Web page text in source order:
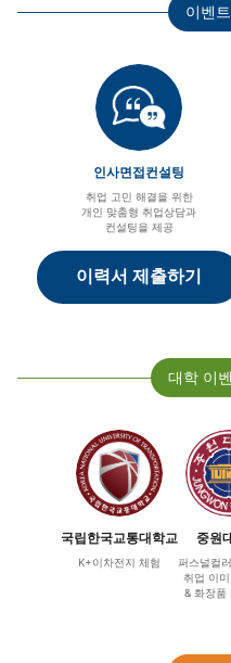
이벤
인사면접컨설팅
취업 고민 해결을 위한
개인 맞춤형 취업상담과
컨설팅을 제공
이력서 제출하기
대학 이
국립한국교통대학교
K+이차전지 체험
중원
퍼스널컬
취업 이
& 화장품